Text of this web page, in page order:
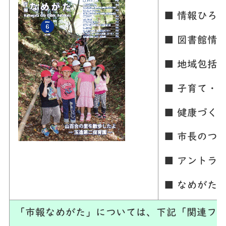
■ 情報ひろ
■ 図書館情
■ 地域包括
■ 子育て・
■ 健康づく
■ 市長のつ
■ アントラ
■ なめがた
「市報なめがた」については、下記「関連